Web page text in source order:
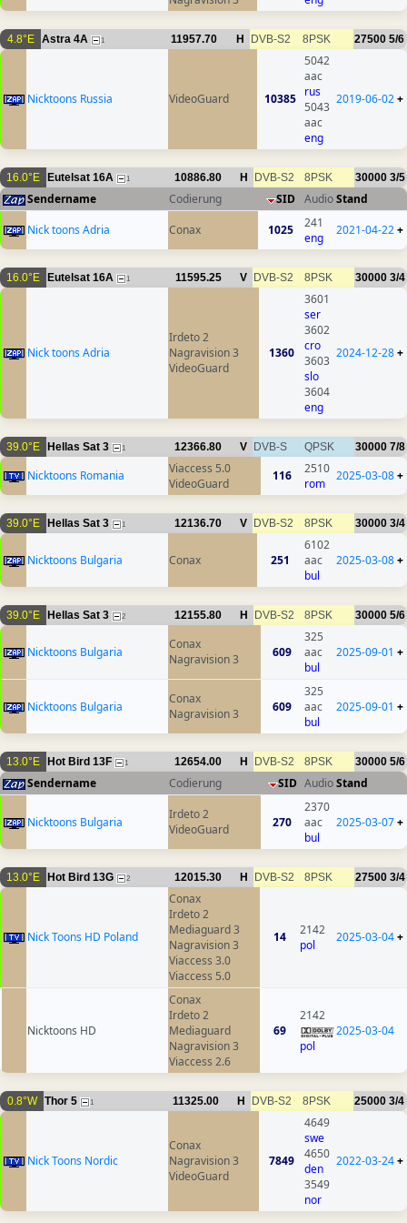
4.8°E Astra 4A 1 11957.70 H DVB-S2 8PSK 27500 5/6
Nicktoons Russia VideoGuard 10385
5042
aac
rus
5043
aac
eng
2019-06-02+
16.0°E Eutelsat 16A 1 10886.80 H DVB-S2 8PSK 30000 3/5
Sendername Codierung SID AudioStand
Nick toons Adria
Conax 1025
241
eng
2021-04-22+
16.0°E Eutelsat 16A 1 11595.25 V DVB-S2 8PSK 30000 3/4
Nick toons Adria
Irdeto 2
Nagravision 3
VideoGuard
1360
3601
ser
3602
cro
3603
slo
3604
eng
2024-12-28+
39.0°E Hellas Sat 3 1 12366.80 V DVB-S QPSK 30000 7/8
Nicktoons Romania
Viaccess 5.0
VideoGuard
116
2510
rom
2025-03-08+
39.0°E Hellas Sat 3 1 12136.70 V DVB-S2 8PSK 30000 3/4
Nicktoons Bulgaria Conax 251
6102
aac
bul
2025-03-08+
39.0°E Hellas Sat 3 2 12155.80 H DVB-S2 8PSK 30000 5/6
Nicktoons Bulgaria
Conax
Nagravision 3
609
325
aac
bul
2025-09-01 +
Nicktoons Bulgaria
Conax
Nagravision 3
609
325
aac
bul
2025-09-01 +
13.0°E Hot Bird 13F 1 12654.00 H DVB-S2 8PSK 30000 5/6
Sendername Codierung SID AudioStand
Nicktoons Bulgaria
Irdeto 2
VideoGuard
270
2370
aac
bul
2025-03-07+
13.0°E Hot Bird 13G 2 12015.30 H DVB-S2 8PSK 27500 3/4
Nick Toons HD Poland
Conax
Irdeto 2
Mediaguard 3
Nagravision 3
Viaccess 3.0
Viaccess 5.0
14
2142
pol
2025-03-04+
Nicktoons HD
Conax
Irdeto 2
Mediaguard
Nagravision 3
Viaccess 2.6
69
2142
pol
2025-03-04
0.8°W Thor 5 1 11325.00 H DVB-S2 8PSK 25000 3/4
Nick Toons Nordic
Conax
Nagravision 3
VideoGuard
7849
4649
swe
4650
den
3549
nor
2022-03-24+